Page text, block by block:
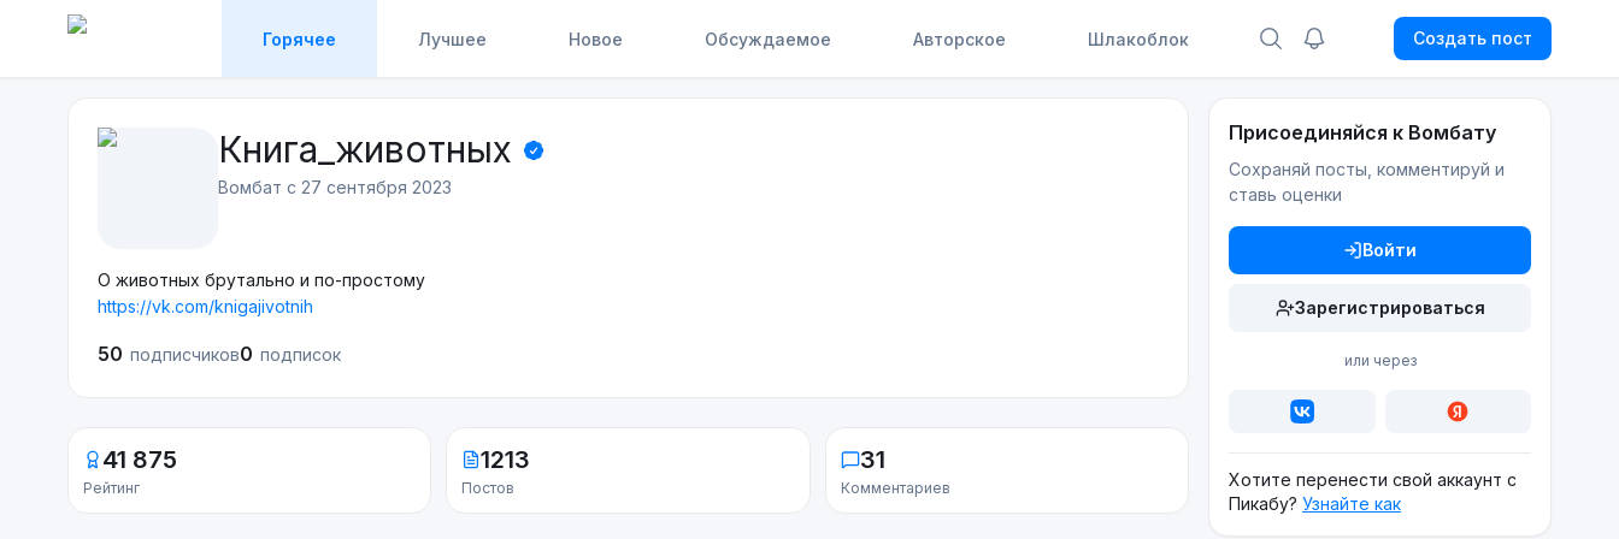
Горячее Лучшее Новое Обсуждаемое Авторское Шлакоблок Создать пост
Книга_животных
Вомбат с 27 сентября 2023
О животных брутально и по-простому
https://vk.com/knigajivotnih
50 подписчиков0 подписок
41 875
Рейтинг
1213
Постов
31
Комментариев
Присоединяйся к Вомбату
Сохраняй посты, комментируй и
ставь оценки
Войти
Зарегистрироваться
или через
Хотите перенести свой аккаунт с
Пикабу? Узнайте как